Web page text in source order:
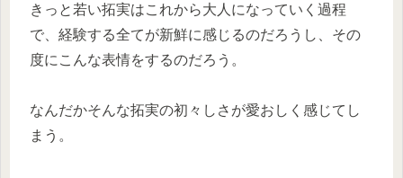
きっと若い拓実はこれから大人になっていく過程
で、経験する全てが新鮮に感じるのだろうし、その
度にこんな表情をするのだろう。
なんだかそんな拓実の初々しさが愛おしく感じてし
まう。